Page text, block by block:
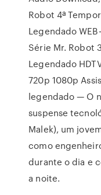
Robot 4ª
Legendado
Série Mr. Robot
Legendado
720p 1080p
legendado — O
suspense
Malek), um
como
durante o dia e
a noite.